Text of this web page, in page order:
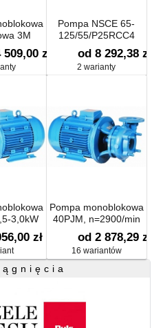
3M
zł
Pompa NSCE 65-
125/55/P25RCC4
od 8 292,38 zł
2 warianty
3,0kW
zł
Pompa monoblokowa
40PJM, n=2900/min
od 2 878,29 zł
16 wariantów